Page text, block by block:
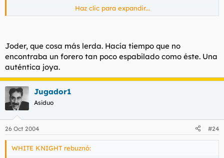
Ud. es tonto o que le pasa.Soy lento cuando me interesa.
Mi sobrino tiene 10 años... Doy por finalizada esta tonteria
suya, si le gusto hagamelo saber por MP, pero no malgaste
mensajes para decirme tonterias.
FIN.
corky....
Haz clic para expandir...
Joder, que cosa más lerda. Hacía tiempo que no
encontraba un forero tan poco espabilado como éste. Una
auténtica joya.
Jugador1
Asiduo
26 Oct 2004 #24
WHITE KNIGHT rebuznó: